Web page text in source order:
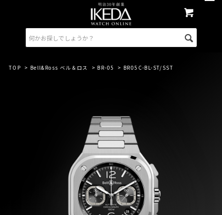
TOP > Bell&Ross ベル＆ロス > BR-05 > BR05C-BL-ST/SST